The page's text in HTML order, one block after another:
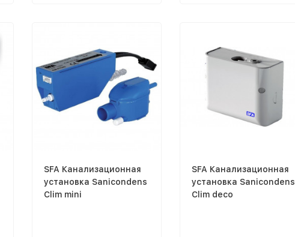
SFA Канализационная
установка Sanicondens
Clim mini
SFA Канализационная
установка Sanicondens
Clim deco